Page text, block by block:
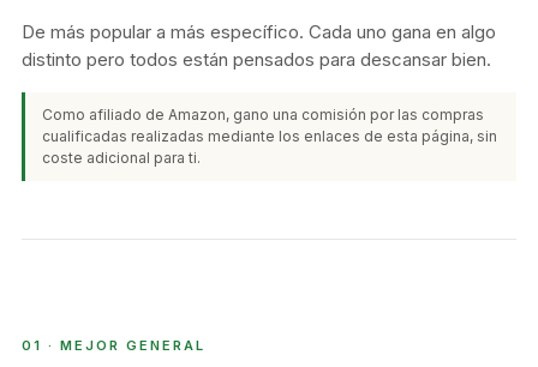
De más popular a más específico. Cada uno gana en algo
distinto pero todos están pensados para descansar bien.
Como afiliado de Amazon, gano una comisión por las compras
cualificadas realizadas mediante los enlaces de esta página, sin
coste adicional para ti.
01 · MEJOR GENERAL